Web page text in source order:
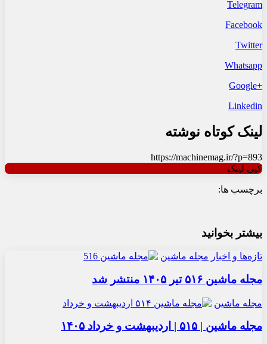
Telegram
Facebook
Twitter
Whatsapp
+Google
Linkedin
لینک کوتاه نوشته
https://machinemag.ir/?p=893
کپی لینک
برچسب ها:
بیشتر بخوانید
تازه‌ها و اخبار مجله ماشین
مجله ماشین ۵۱۶ تیر ۱۴۰۵ منتشر شد
مجله ماشین
مجله ماشین | ۵۱۵ | اردیبهشت و خرداد ۱۴۰۵